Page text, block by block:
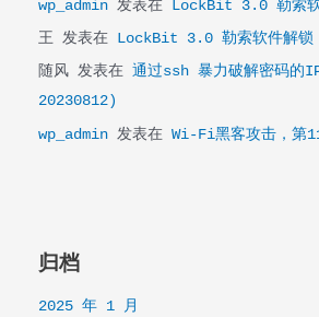
wp_admin发表在 LockBit 3.0 勒索
王 发表在 LockBit 3.0 勒索软件解锁
随风发表在 通过ssh 暴力破解密码的
20230812)
wp_admin发表在 Wi-Fi黑客攻击，第
归档
2025 年 1 月